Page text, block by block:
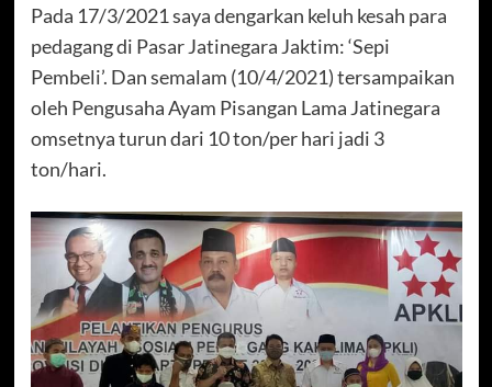
Pada 17/3/2021 saya dengarkan keluh kesah para
pedagang di Pasar Jatinegara Jaktim: ‘Sepi
Pembeli’. Dan semalam (10/4/2021) tersampaikan
oleh Pengusaha Ayam Pisangan Lama Jatinegara
omsetnya turun dari 10 ton/per hari jadi 3
ton/hari.